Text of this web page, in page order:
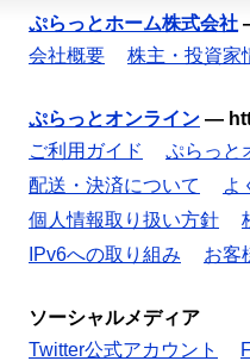
ぷらっとホーム株式会社
会社概要
株主・投資家
ぷらっとオンライン —
ご利用ガイド
ぷらっと
配送・決済について
よ
個人情報取り扱い方針
IPv6への取り組み
お客
ソーシャルメディア
Twitter公式アカウント